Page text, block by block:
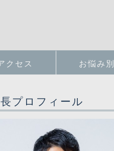
クセス お悩み別
プロフィール